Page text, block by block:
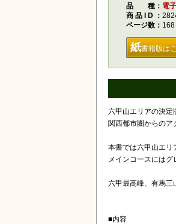
品種
電
商品ID
ページ数
168
紙書籍版は
六甲山エリアの決定
関西都市圏からのア
本書では六甲山エリ
メインコースにはグ
六甲最高峰、有馬三
■内容